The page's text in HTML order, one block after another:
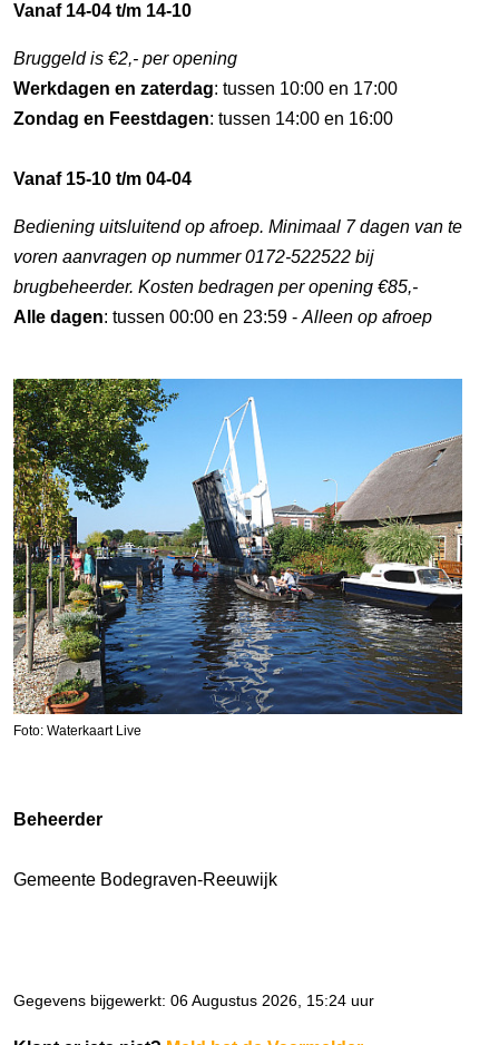
Vanaf 14-04 t/m 14-10
Bruggeld is €2,- per opening
Werkdagen en zaterdag: tussen 10:00 en 17:00
Zondag en Feestdagen: tussen 14:00 en 16:00
Vanaf 15-10 t/m 04-04
Bediening uitsluitend op afroep. Minimaal 7 dagen van te
voren aanvragen op nummer 0172-522522 bij
brugbeheerder. Kosten bedragen per opening €85,-
Alle dagen: tussen 00:00 en 23:59 - Alleen op afroep
Foto: Waterkaart Live
Beheerder
Gemeente Bodegraven-Reeuwijk
Gegevens bijgewerkt: 06 Augustus 2026, 15:24 uur